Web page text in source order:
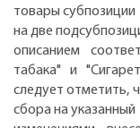
товары субпозиции
на две
описанием
табака" и
следует отметить,
сбора на указанный